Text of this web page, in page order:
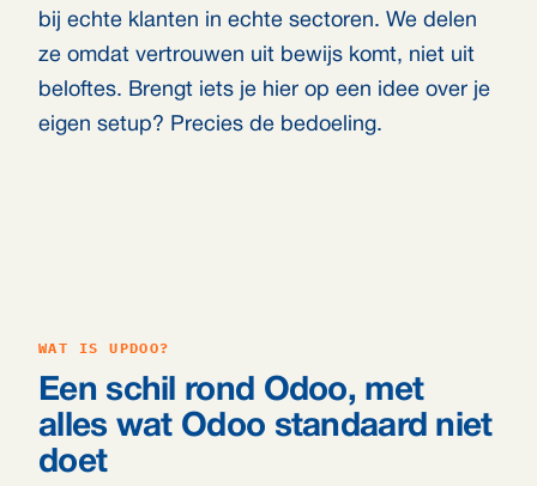
bij echte klanten in echte sectoren. We delen
ze omdat vertrouwen uit bewijs komt, niet uit
beloftes. Brengt iets je hier op een idee over je
eigen setup? Precies de bedoeling.
WAT IS UPDOO?
Een schil rond Odoo, met
alles wat Odoo standaard niet
doet